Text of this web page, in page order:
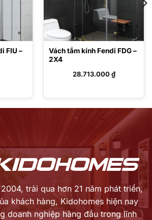
FIU –
Vách tắm kính Fendi FDG –
2X4
28.713.000₫
trải qua hơn 21 năm phát triển,
khách hàng, Kidohomes hiện nay
doanh nghiệp hàng đầu trong lĩnh